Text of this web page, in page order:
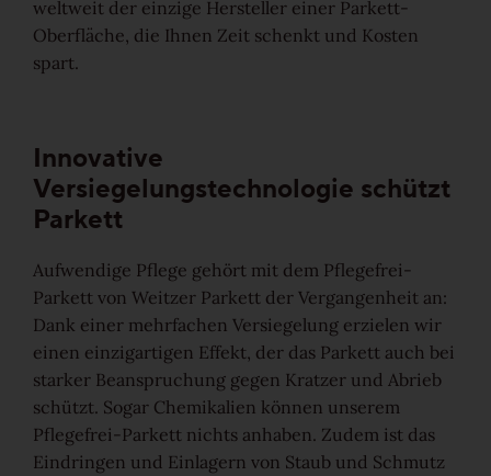
Ruhig
Wild
Alle Maserungen ansehen
Lösungen
weltweit der einzige Hersteller einer Parkett-
Oberfläche, die Ihnen Zeit schenkt und Kosten
spart.
Innovative
Versiegelungstechnologie schützt
Parkett
Aufwendige Pflege gehört mit dem Pflegefrei-
Parkett von Weitzer Parkett der Vergangenheit an:
Dank einer mehrfachen Versiegelung erzielen wir
einen einzigartigen Effekt, der das Parkett auch bei
starker Beanspruchung gegen Kratzer und Abrieb
schützt. Sogar Chemikalien können unserem
Pflegefrei-Parkett nichts anhaben. Zudem ist das
Eindringen und Einlagern von Staub und Schmutz